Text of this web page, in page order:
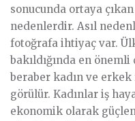
sonucunda ortaya
nedenlerdir. Asıl
fotoğrafa ihtiyaç var.
bakıldığında en
beraber kadın ve
görülür. Kadınlar iş
ekonomik olarak